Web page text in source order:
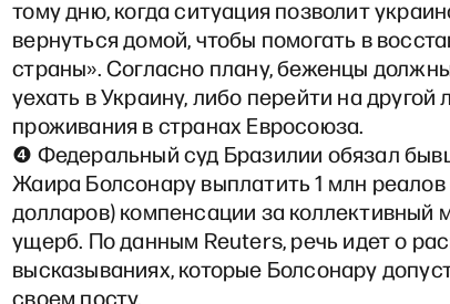
тому дню, когда ситуация позволит
вернуться домой, чтобы помогать в
страны». Согласно плану, беженцы
уехать в Украину, либо перейти на другой
проживания в странах Евросоюза.
❹ Федеральный суд Бразилии обязал
Жаира Болсонару выплатить 1 млн реалов
долларов) компенсации за коллективный
ущерб. По данным Reuters, речь идет о
высказываниях, которые Болсонару
своем посту.